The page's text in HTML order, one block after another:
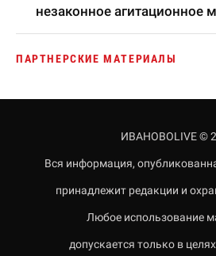
незаконное агитационное
ПАРТНЕРСКИЕ МАТЕРИАЛЫ
ИВАНОВОLIVE ©
Вся информация,
принадлежит редакции и
Любое использование
допускается только в